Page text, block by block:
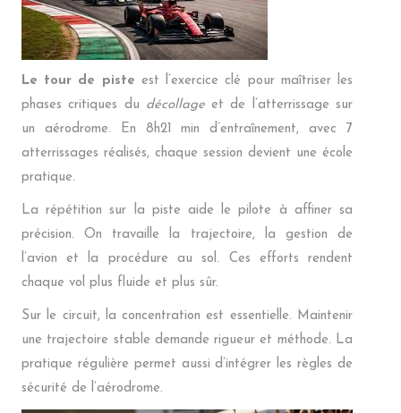
Le tour de piste est l’exercice clé pour maîtriser les
phases critiques du décollageet de l’atterrissage sur
un aérodrome. En 8h21 min d’entraînement, avec 7
atterrissages réalisés, chaque session devient une école
pratique.
La répétition sur la piste aide le pilote à affiner sa
précision. On travaille la trajectoire, la gestion de
l’avion et la procédure au sol. Ces efforts rendent
chaque vol plus fluide et plus sûr.
Sur le circuit, la concentration est essentielle. Maintenir
une trajectoire stable demande rigueur et méthode. La
pratique régulière permet aussi d’intégrer les règles de
sécurité de l’aérodrome.